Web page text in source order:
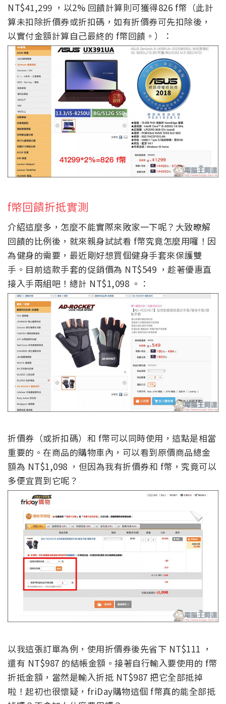
NT$41,299 ，以2% 回饋計算則可獲得826 f幣（此計
算未扣除折價券或折扣碼，如有折價券可先扣除後，
以實付金額計算自己最終的 f幣回饋。）：
f幣回饋折抵實測
介紹這麼多，怎麼不能實際來敗家一下呢？大致暸解
回饋的比例後，就來親身試試看 f幣究竟怎麼用囉！因
為健身的需要，最近剛好想買個健身手套來保護雙
手。目前這款手套的促銷價為 NT$549 ，趁著優惠直
接入手兩組吧！總計 NT$1,098 。：
折價券（或折扣碼）和 f幣可以同時使用，這點是相當
重要的。在商品的購物車內，可以看到原價商品總金
額為 NT$1,098 ，但因為我有折價券和 f幣，究竟可以
多便宜買到它呢？
以我這張訂單為例，使用折價券後先省下 NT$111 ，
還有 NT$987 的結帳金額。接著自行輸入要使用的 f幣
折抵金額，當然是輸入折抵 NT$987 把它全部抵掉
啦！起初也很懷疑，friDay購物這個 f幣真的能全部抵